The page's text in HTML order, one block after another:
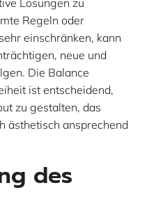
Lösungen zu
Regeln oder
einschränken, kann
neue und
Die Balance
ist entscheidend,
zu gestalten, das
ästhetisch ansprechend
des